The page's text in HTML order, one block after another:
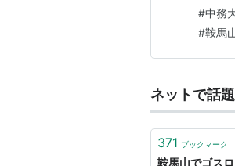
詳細は
引用。
#中務
#鞍馬
ネットで話題
371 ブックマーク
鞍馬山でゴス